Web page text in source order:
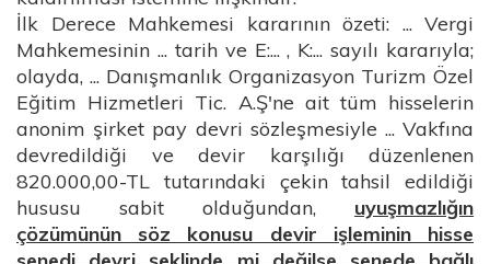
İlk Derece Mahkemesi kararının özeti: ... Vergi
Mahkemesinin ... tarih ve E:... , K:... sayılı kararıyla;
olayda, ... Danışmanlık Organizasyon Turizm Özel
Eğitim Hizmetleri Tic. A.Ş'ne ait tüm hisselerin
anonim şirket pay devri sözleşmesiyle ... Vakfına
devredildiği ve devir karşılığı düzenlenen
820.000,00-TL tutarındaki çekin tahsil edildiği
hususu sabit olduğundan, uyuşmazlığın
çözümünün söz konusu devir işleminin hisse